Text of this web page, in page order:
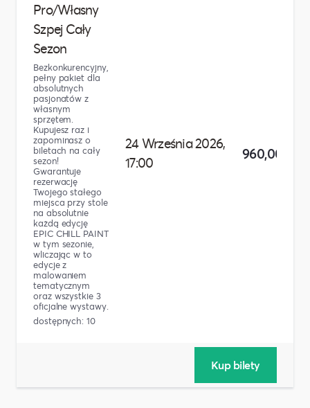
Pro/Własny
Szpej Cały
Sezon
Bezkonkurencyjny,
pełny pakiet dla
absolutnych
pasjonatów z
własnym
sprzętem.
Kupujesz raz i
zapominasz o
biletach na cały
sezon!
Gwarantuje
rezerwację
Twojego stałego
miejsca przy stole
na absolutnie
każdą edycję
EPIC CHILL PAINT
w tym sezonie,
wliczając w to
edycje z
malowaniem
tematycznym
oraz wszystkie 3
oficjalne wystawy.
dostępnych: 10
24 Września 2026,
17:00
960,00 zł